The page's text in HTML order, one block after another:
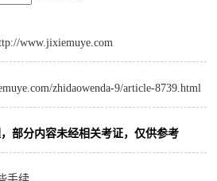
www.jixiemuye.com
zhidaowenda-9/article-8739.html
部分内容未经相关考证，仅供参考